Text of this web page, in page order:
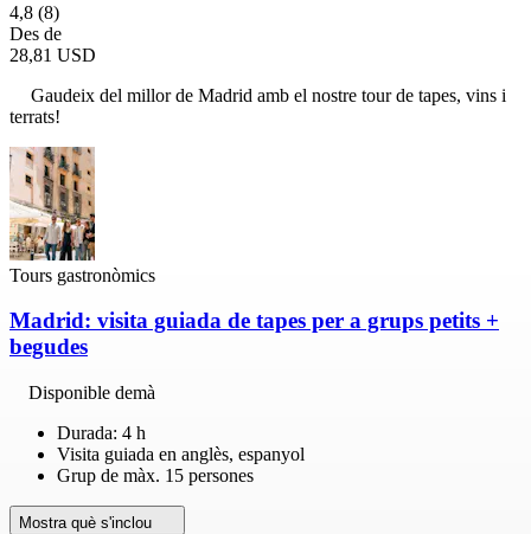
4,8 (8)
Des de
28,81 USD
Gaudeix del millor de Madrid amb el nostre tour de tapes, vins i
terrats!
Tours gastronòmics
Madrid: visita guiada de tapes per a grups petits +
begudes
Disponible demà
Durada: 4 h
Visita guiada en anglès, espanyol
Grup de màx. 15 persones
Mostra què s'inclou